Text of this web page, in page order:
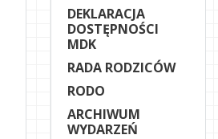
DEKLARACJA
DOSTĘPNOŚCI
MDK
RADA RODZICÓW
RODO
ARCHIWUM
WYDARZEŃ